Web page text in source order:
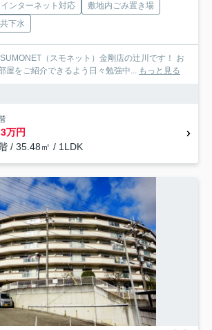
インターネット対応
敷地内ごみ置き場
下水
（スモネット）金剛店の辻川です！ お
屋をご紹介できるよう日々勉強中... もっと見る
万円
/ 35.48㎡ / 1LDK